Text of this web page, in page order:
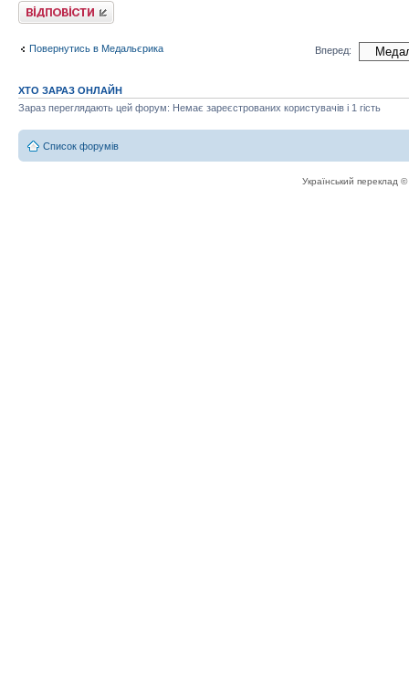
Відповісти
Повернутись в Медальєрика Вперед:
ХТО ЗАРАЗ ОНЛАЙН
Зараз переглядають цей форум: Немає зареєстрованих користувачів і 1 гість
Список форумів
Український переклад